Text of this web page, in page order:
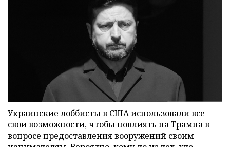
Украинские лоббисты в США использовали все
свои возможности, чтобы повлиять на Трампа в
вопросе предоставления вооружений своим